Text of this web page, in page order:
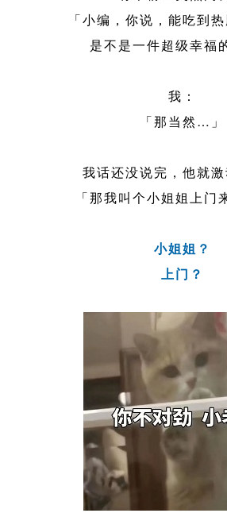
「小编，你说，能吃到
是不是一件超级幸福
我：
「那当然…」
我话还没说完，他就激
「那我叫个小姐姐上门
小姐姐？
上门？